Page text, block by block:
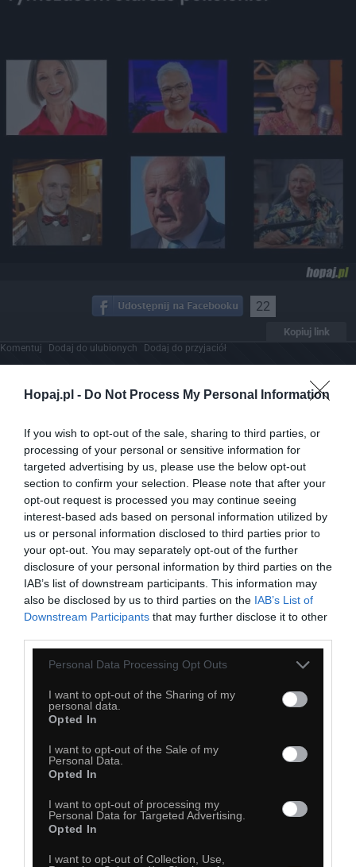
Hopaj.pl - Do Not Process My Personal Information
If you wish to opt-out of the sale, sharing to third parties, or
processing of your personal or sensitive information for
targeted advertising by us, please use the below opt-out
section to confirm your selection. Please note that after your
opt-out request is processed you may continue seeing
interest-based ads based on personal information utilized by
us or personal information disclosed to third parties prior to
your opt-out. You may separately opt-out of the further
disclosure of your personal information by third parties on the
IAB’s list of downstream participants. This information may
also be disclosed by us to third parties on the IAB’s List of
Downstream Participants that may further disclose it to other
Personal Data Processing Opt Outs
I want to opt-out of the Sharing of my
personal data.
Opted In
I want to opt-out of the Sale of my
Personal Data.
Opted In
I want to opt-out of processing my
Personal Data for Targeted Advertising.
Opted In
I want to opt-out of Collection, Use,
22
Kopiuj link
Komentuj Dodaj do ulubionych Dodaj do przyjaciół